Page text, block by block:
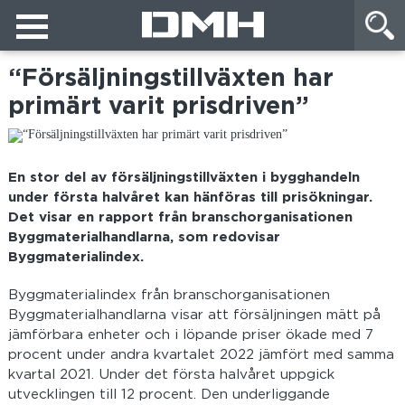
“Försäljningstillväxten har
primärt varit prisdriven”
En stor del av försäljningstillväxten i bygghandeln
under första halvåret kan hänföras till prisökningar.
Det visar en rapport från branschorganisationen
Byggmaterialhandlarna, som redovisar
Byggmaterialindex.
Byggmaterialindex från branschorganisationen
Byggmaterialhandlarna visar att försäljningen mätt på
jämförbara enheter och i löpande priser ökade med 7
procent under andra kvartalet 2022 jämfört med samma
kvartal 2021. Under det första halvåret uppgick
utvecklingen till 12 procent. Den underliggande